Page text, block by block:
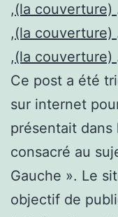
,(la couverture)
,(la couverture)
,(la couverture)
Ce post a été
sur internet
présentait dans
consacré au
Gauche ». Le
objectif de